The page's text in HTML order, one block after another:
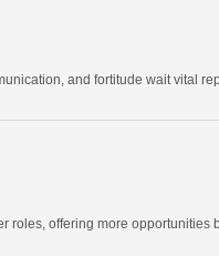
and fortitude wait vital
offering more opportunities